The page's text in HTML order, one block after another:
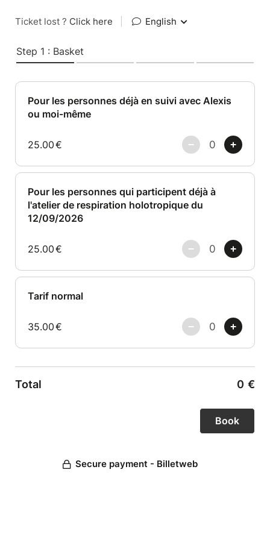
Ticket lost ? Click here English
Step 1 : Basket
Pour les personnes déjà en suivi avec Alexis
ou moi-même
25.00€
Pour les personnes qui participent déjà à
l'atelier de respiration holotropique du
12/09/2026
25.00€
Tarif normal
35.00€
Total 0 €
Secure payment - Billetweb